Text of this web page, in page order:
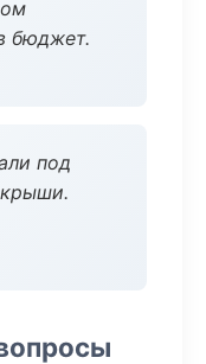
бюджет.
под